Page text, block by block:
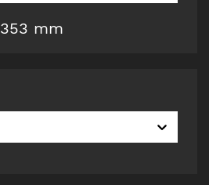
353 mm